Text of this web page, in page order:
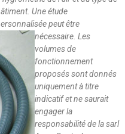
Une étude
peut être
nécessaire. Les
volumes de
fonctionnement
proposés sont donnés
uniquement à titre
indicatif et ne saurait
engager la
responsabilité de la sarl